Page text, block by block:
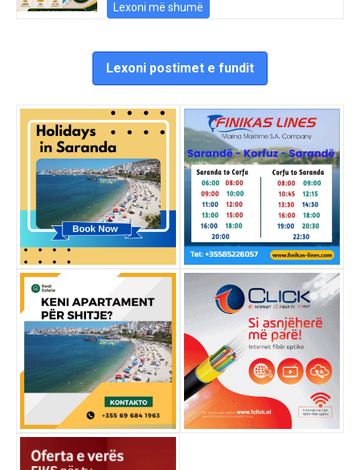
Lexoni më shumë
Lexoni postimet e fundit